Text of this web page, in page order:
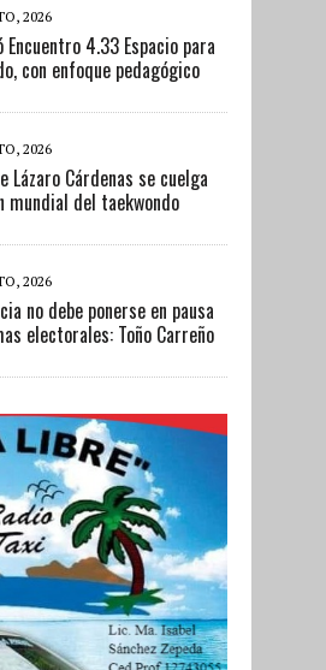
2026
Encuentro 4.33 Espacio para
con enfoque pedagógico
2026
Lázaro Cárdenas se cuelga
mundial del taekwondo
2026
no debe ponerse en pausa
electorales: Toño Carreño